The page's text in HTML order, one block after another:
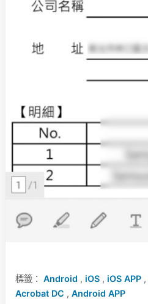
標籤： Android , iOS , iOS APP ,
Acrobat DC , Android APP